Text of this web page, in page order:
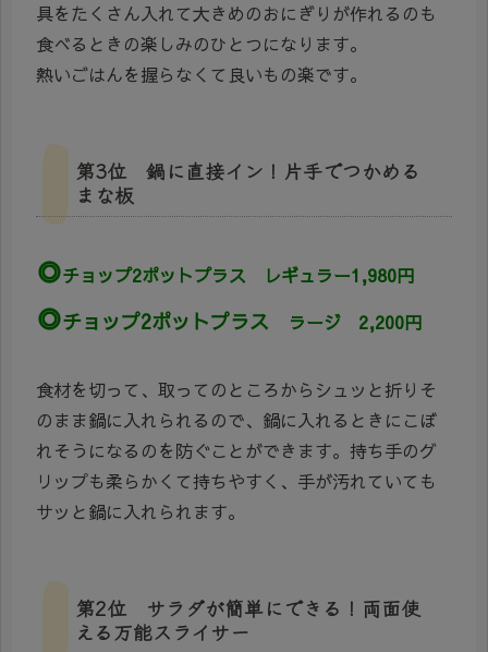
具をたくさん入れて大きめのおにぎりが作れるのも
食べるときの楽しみのひとつになります。
熱いごはんを握らなくて良いもの楽です。
第3位 鍋に直接イン！片手でつかめる
まな板
◎チョップ2ポットプラス レギュラー1,980円
◎チョップ2ポットプラス ラージ 2,200円
食材を切って、取ってのところからシュッと折りそ
のまま鍋に入れられるので、鍋に入れるときにこぼ
れそうになるのを防ぐことができます。持ち手のグ
リップも柔らかくて持ちやすく、手が汚れていても
サッと鍋に入れられます。
第2位 サラダが簡単にできる！両面使
える万能スライサー